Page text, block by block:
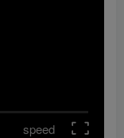
speed